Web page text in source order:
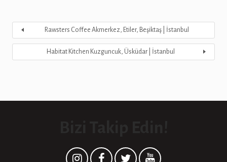
Rawsters Coffee Akmerkez, Etiler, Beşiktaş | İstanbul
Habitat Kitchen Kuzguncuk, Üsküdar | İstanbul